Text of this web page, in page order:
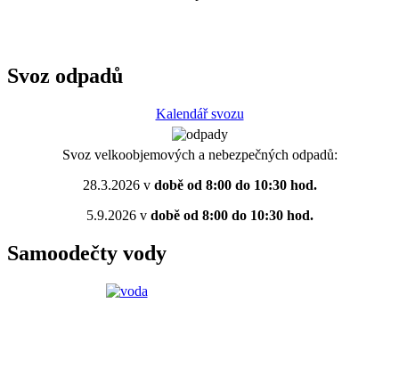
Svoz odpadů
Kalendář svozu
Svoz velkoobjemových a nebezpečných odpadů:
28.3.2026 vdobě od 8:00 do 10:30 hod.
5.9.2026 vdobě od 8:00 do 10:30 hod.
Samoodečty vody